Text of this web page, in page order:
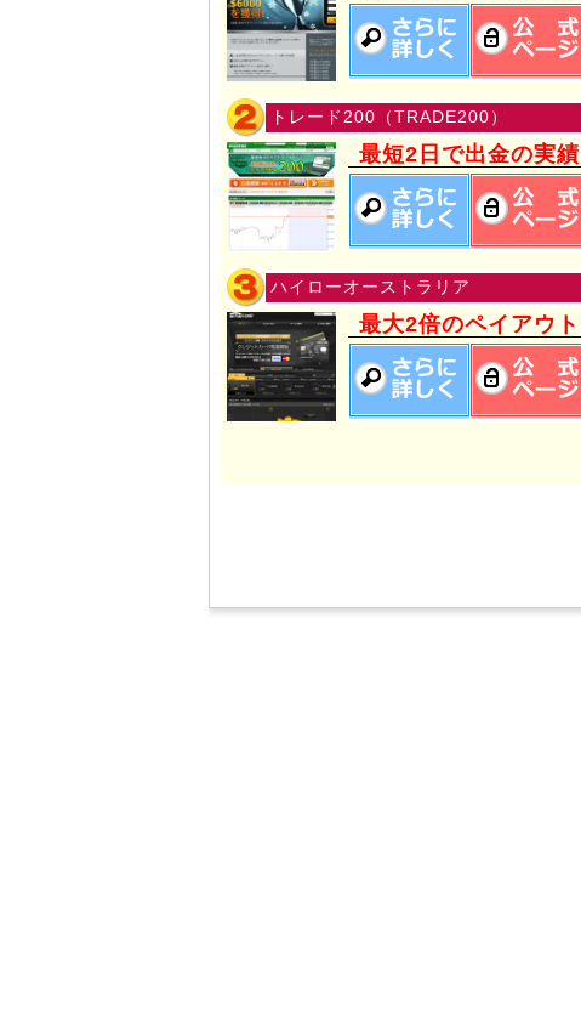
トレード200（TRADE200）
最短2日で出金の実績
ハイローオーストラリア
最大2倍のペイアウト